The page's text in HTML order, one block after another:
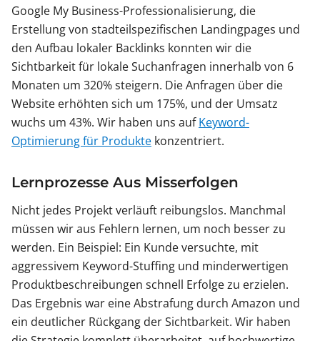
Google My Business-Professionalisierung, die
Erstellung von stadteilspezifischen Landingpages und
den Aufbau lokaler Backlinks konnten wir die
Sichtbarkeit für lokale Suchanfragen innerhalb von 6
Monaten um 320% steigern. Die Anfragen über die
Website erhöhten sich um 175%, und der Umsatz
wuchs um 43%. Wir haben uns aufKeyword-
Optimierung für Produkte konzentriert.
Lernprozesse Aus Misserfolgen
Nicht jedes Projekt verläuft reibungslos. Manchmal
müssen wir aus Fehlern lernen, um noch besser zu
werden. Ein Beispiel: Ein Kunde versuchte, mit
aggressivem Keyword-Stuffing und minderwertigen
Produktbeschreibungen schnell Erfolge zu erzielen.
Das Ergebnis war eine Abstrafung durch Amazon und
ein deutlicher Rückgang der Sichtbarkeit. Wir haben